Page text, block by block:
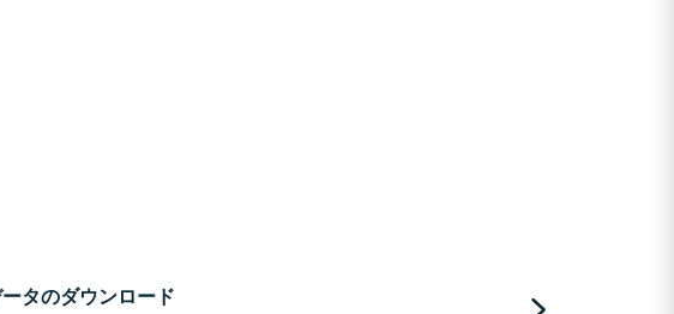
タのダウンロード